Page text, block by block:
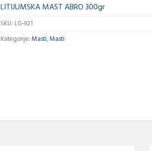
LITIJUMSKA MAST ABRO 300gr
SKU: LG-921
Kategorije:Masti,Masti